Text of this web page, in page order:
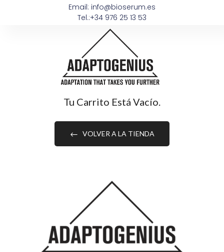
Email: info@bioserum.es
Tel.:+34 976 25 13 53
Tu Carrito Está Vacío.
VOLVER A LA TIENDA